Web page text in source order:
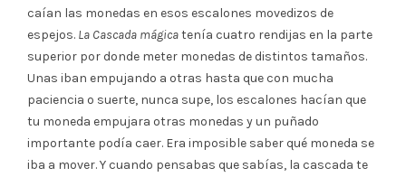
caían las monedas en esos escalones movedizos de
espejos. La Cascada mágicatenía cuatro rendijas en la parte
superior por donde meter monedas de distintos tamaños.
Unas iban empujando a otras hasta que con mucha
paciencia o suerte, nunca supe, los escalones hacían que
tu moneda empujara otras monedas y un puñado
importante podía caer. Era imposible saber qué moneda se
iba a mover. Y cuando pensabas que sabías, la cascada te